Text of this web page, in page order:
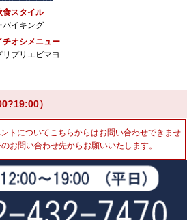
食スタイル
バイキング
チオシメニュー
リプリエビマヨ
）
トについてこちらからはお問い合わせできませ
お問い合わせ先からお願いいたします。